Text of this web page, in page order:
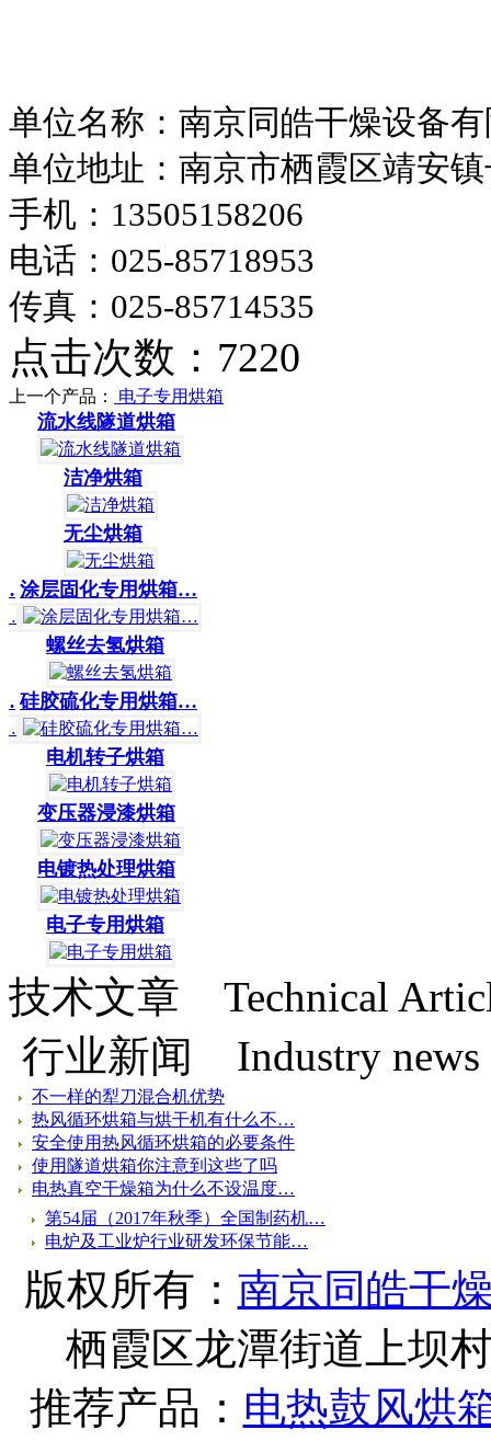
单位名称：南京同皓干燥设备
单位地址：南京市栖霞区靖安
手机：13505158206
电话：025-85718953
传真：025-85714535
点击次数：7220
上一个产品： 电子专用烘箱
流水线隧道烘箱
洁净烘箱
无尘烘箱
涂层固化专用烘箱…
螺丝去氢烘箱
硅胶硫化专用烘箱…
电机转子烘箱
变压器浸漆烘箱
电镀热处理烘箱
电子专用烘箱
涂层固化专用烘箱…
硅胶硫化专用烘箱…
技术文章 Technical
行业新闻 Industry news
不一样的犁刀混合机优势
热风循环烘箱与烘干机有什么不…
安全使用热风循环烘箱的必要条件
使用隧道烘箱你注意到这些了吗
电热真空干燥箱为什么不设温度…
第54届（2017年秋季）全国制药机…
电炉及工业炉行业研发环保节能…
版权所有： 南京同皓干
栖霞区龙潭街道上坝
推荐产品： 电热鼓风烘